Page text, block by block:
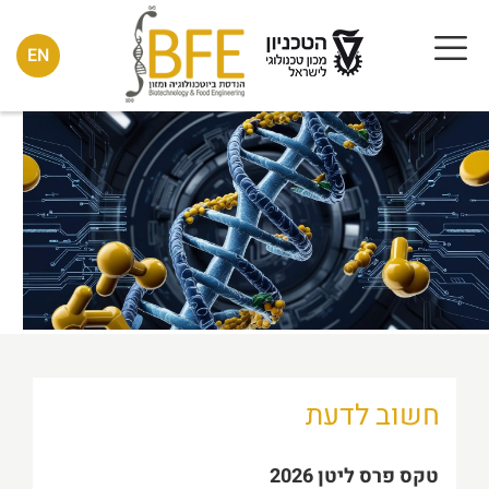
EN
חשוב לדעת
Culture&culinary #3
חושבים שהמונדיאל זאת חגיגה בין-לאומית? כנראה
שלא הייתם אצלנו השבוע
19/07/2026 10:46 קרא עוד...
טקס פרס ליטן 2026
בתחילת השבוע נערך טקס הענקת פרס ליטן על שם
פרופ'
בעז מזרחי – פרופסור מן המניין!